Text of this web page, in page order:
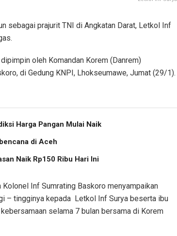
sebagai prajurit TNI di Angkatan Darat, Letkol Inf
oleh Komandan Korem (Danrem)
di Gedung KNPI, Lhokseumawe, Jumat (29/1).
Harga Pangan Mulai Naik
di Aceh
Naik Rp150 Ribu Hari Ini
Inf Sumrating Baskoro menyampaikan
– tingginya kepada Letkol Inf Surya beserta ibu
selama 7 bulan bersama di Korem